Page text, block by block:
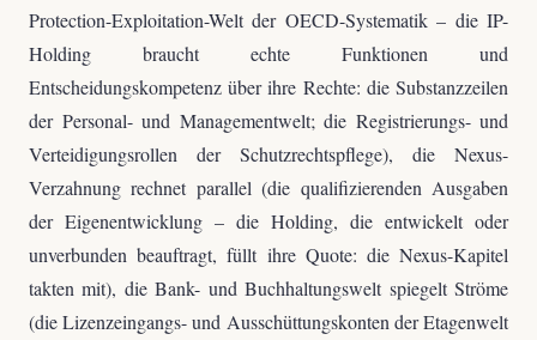
Protection-Exploitation-Welt der OECD-Systematik – die IP-
Holding braucht echte Funktionen und
Entscheidungskompetenz über ihre Rechte: die Substanzzeilen
der Personal- und Managementwelt; die Registrierungs- und
Verteidigungsrollen der Schutzrechtspflege), die Nexus-
Verzahnung rechnet parallel (die qualifizierenden Ausgaben
der Eigenentwicklung – die Holding, die entwickelt oder
unverbunden beauftragt, füllt ihre Quote: die Nexus-Kapitel
takten mit), die Bank- und Buchhaltungswelt spiegelt Ströme
(die Lizenzeingangs- und Ausschüttungskonten der Etagenwelt